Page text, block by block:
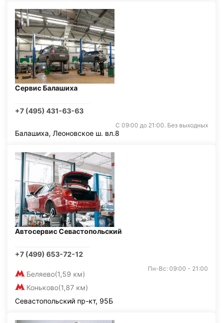
Сервис Балашиха
+7 (495) 431-63-63
С 09:00 до 21:00. Без выходных
Балашиха, Леоновское ш. вл.8
Автосервис Севастопольский
+7 (499) 653-72-12
Беляево(1,59 км)
Коньково(1,87 км)
Пн-Вс: 09:00 - 21:00
Севастопольский пр-кт, 95Б